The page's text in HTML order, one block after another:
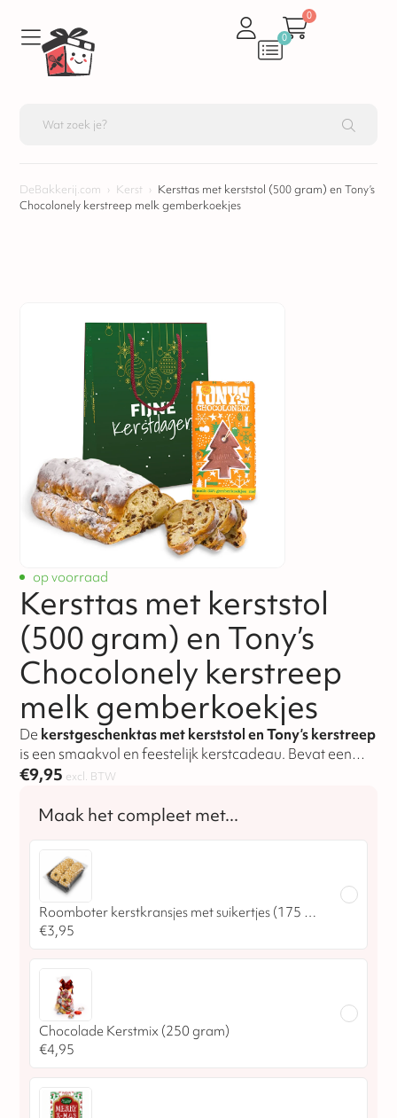
0
0
DeBakkerij.com › Kerst › Kersttas met kerststol (500 gram) en Tony’s
Chocolonely kerstreep melk gemberkoekjes
op voorraad
Kersttas met kerststol
(500 gram) en Tony’s
Chocolonely kerstreep
melk gemberkoekjes
De kerstgeschenktas met kerststol en Tony’s kerstreep
is een smaakvol en feestelijk kerstcadeau. Bevat een
roomboter kerststol van 500 gram en een Tony’s
€9,95 excl. BTW
Roomboter kerstkransjes met suikertjes (175 gram)
€3,95
Chocolade Kerstmix (250 gram)
€4,95